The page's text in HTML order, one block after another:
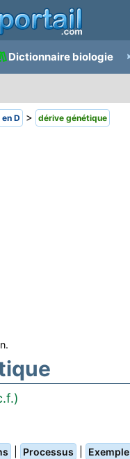
Dictionnaire biologie
D > dérive génétique
Processus Exemple